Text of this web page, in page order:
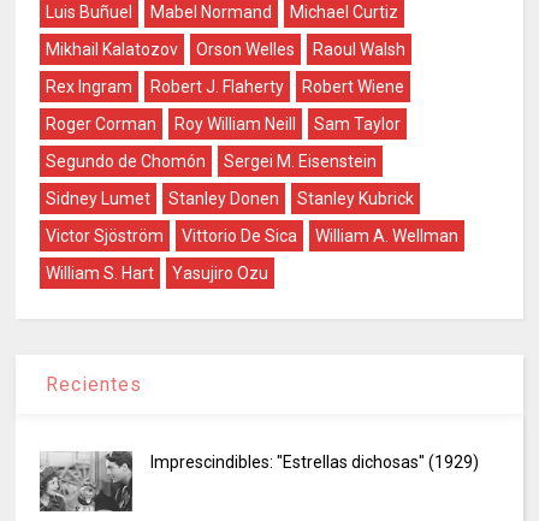
Luis Buñuel
Mabel Normand
Michael Curtiz
Mikhail Kalatozov
Orson Welles
Raoul Walsh
Rex Ingram
Robert J. Flaherty
Robert Wiene
Roger Corman
Roy William Neill
Sam Taylor
Segundo de Chomón
Sergei M. Eisenstein
Sidney Lumet
Stanley Donen
Stanley Kubrick
Victor Sjöström
Vittorio De Sica
William A. Wellman
William S. Hart
Yasujiro Ozu
Recientes
Imprescindibles: "Estrellas dichosas" (1929)